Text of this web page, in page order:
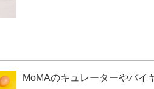
MoMAのキュレーターやバイ